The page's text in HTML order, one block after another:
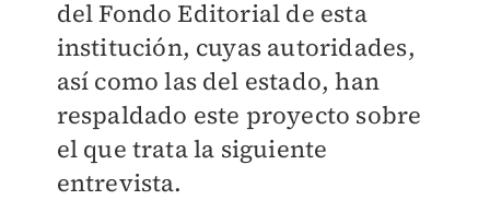
del Fondo Editorial de esta
institución, cuyas autoridades,
así como las del estado, han
respaldado este proyecto sobre
el que trata la siguiente
entrevista.